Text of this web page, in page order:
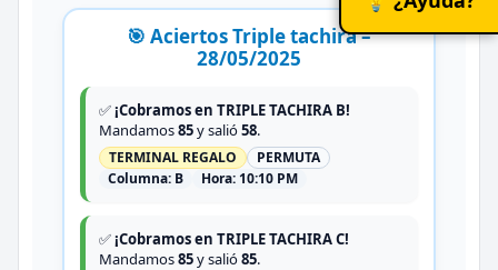
🎯 Aciertos Triple tachira –
28/05/2025
✅¡Cobramos en TRIPLE TACHIRA B!
Mandamos85y salió58.
TERMINAL REGALO
PERMUTA
Columna: B Hora: 10:10 PM
✅¡Cobramos en TRIPLE TACHIRA C!
Mandamos85y salió85.